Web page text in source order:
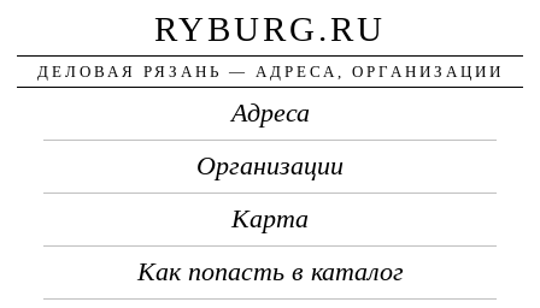
RYBURG.RU
ДЕЛОВАЯ РЯЗАНЬ — АДРЕСА, ОРГАНИЗАЦИИ
Адреса
Организации
Карта
Как попасть в каталог